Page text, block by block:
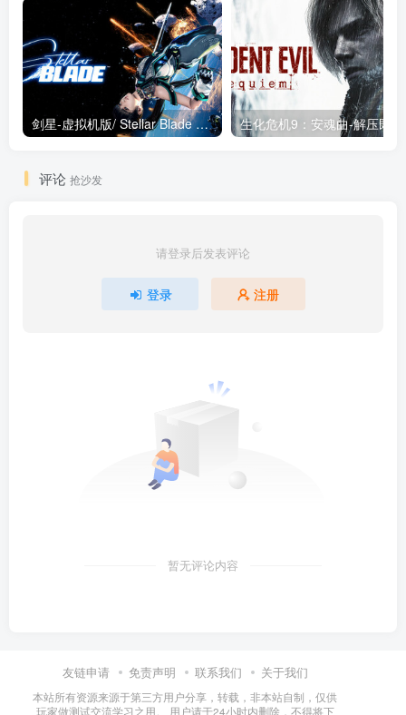
剑星-虚拟机版/ Stellar Blade v1.4.1|Build.19963153 终极版新补丁 送修改器 免安装中文版
评论 抢沙发
请登录后发表评论
登录 注册
暂无评论内容
友链申请 免责声明 联系我们 关于我们
本站所有资源来源于第三方用户分享，转载，非本站自制，仅供
玩家做测试交流学习之用。 用户请于24小时内删除，不得将下